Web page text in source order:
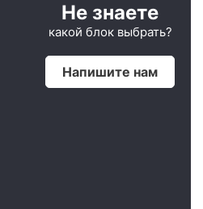
Не знаете
какой блок выбрать?
Напишите нам